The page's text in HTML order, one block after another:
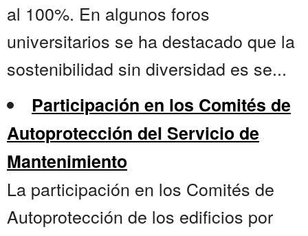
al 100%. En algunos foros
universitarios se ha destacado que la
sostenibilidad sin diversidad es se...
Participación en los Comités de
Autoprotección del Servicio de
Mantenimiento
La participación en los Comités de
Autoprotección de los edificios por